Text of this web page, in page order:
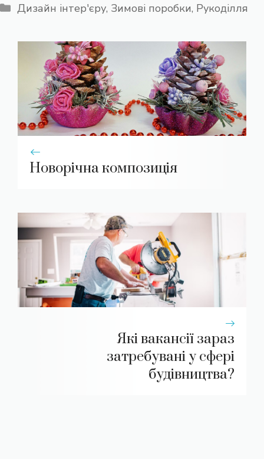
Категорії
Дизайн інтер'єру, Зимові поробки, Рукоділля
Новорічна композиція
Які вакансії зараз
затребувані у сфері
будівництва?